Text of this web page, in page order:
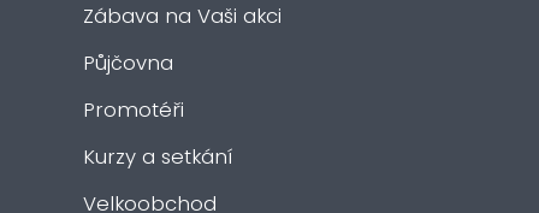
Zábava na Vaši akci
Půjčovna
Promotéři
Kurzy a setkání
Velkoobchod